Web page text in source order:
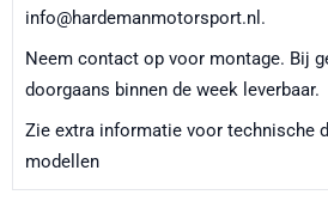
info@hardemanmotorsport.nl.
Neem contact op voor montage. Bij
doorgaans binnen de week leverbaar.
Zie extra informatie voor technische
modellen